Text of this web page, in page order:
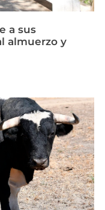
a sus
almuerzo y